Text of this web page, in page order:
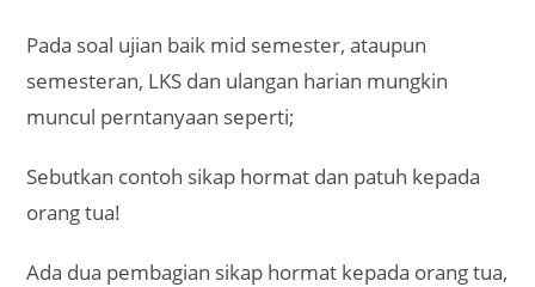
Pada soal ujian baik mid semester, ataupun
semesteran, LKS dan ulangan harian mungkin
muncul perntanyaan seperti;
Sebutkan contoh sikap hormat dan patuh kepada
orang tua!
Ada dua pembagian sikap hormat kepada orang tua,